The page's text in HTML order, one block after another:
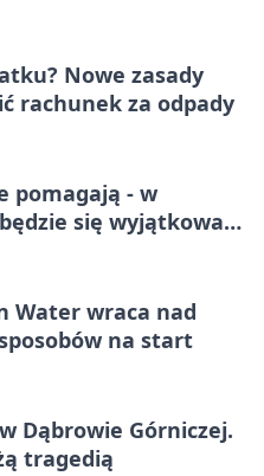
Nowe zasady
rachunek za odpady
pomagają - w
się wyjątkowa
Water wraca nad
na start
Dąbrowie Górniczej.
tragedią